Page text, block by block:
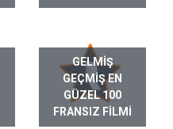
GELMIŞ
GEÇMIŞ EN
GÜZEL 100
FRANSIZ FILMI